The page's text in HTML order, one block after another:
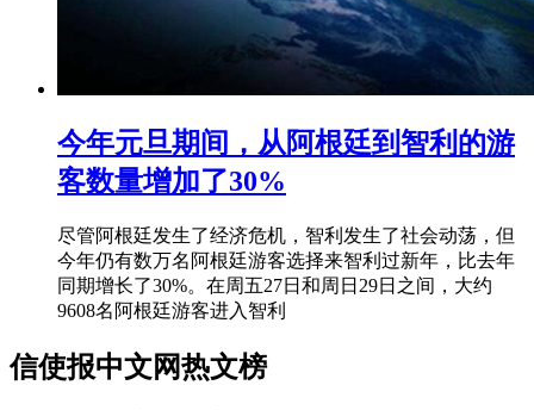
今年元旦期间，从阿根廷到智利的游
客数量增加了30%
尽管阿根廷发生了经济危机，智利发生了社会动荡，但
今年仍有数万名阿根廷游客选择来智利过新年，比去年
同期增长了30%。在周五27日和周日29日之间，大约
9608名阿根廷游客进入智利
信使报中文网热文榜